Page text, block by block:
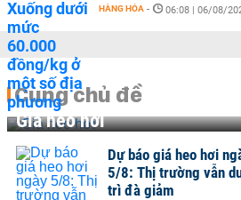
HÀNG HÓA - 06:08 | 06/08/
Cùng chủ đề
Giá heo hơi
Dự báo giá heo hơi
5/8: Thị trường vẫn
trì đà giảm